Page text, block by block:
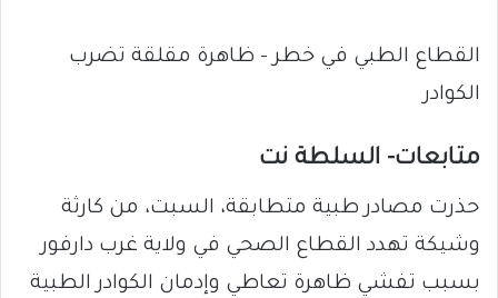
القطاع الطبي في خطر – ظاهرة مقلقة تضرب
الكوادر
متابعات- السلطة نت
حذرت مصادر طبية متطابقة، السبت، من كارثة
وشيكة تهدد القطاع الصحي في ولاية غرب دارفور
بسبب تفشي ظاهرة تعاطي وإدمان الكوادر الطبية